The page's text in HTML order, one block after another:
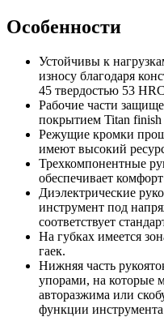
Особенности
Устойчивы к
износу благодаря
45 твердостью 53
Рабочие части
покрытием Titan finish
Режущие кромки
имеют высокий
Трехкомпонентные
обеспечивает
Диэлектрические
инструмент под
соответствует
На губках имеется
гаек.
Нижняя часть
упорами, на которые
авторазжима или
функции